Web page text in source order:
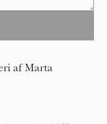
af Marta